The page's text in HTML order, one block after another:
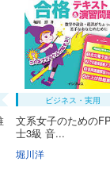
ビジネス・実用
文系女子のための
士3級 音...
堀川洋